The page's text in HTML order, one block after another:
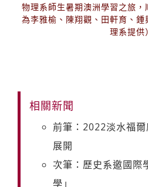
物理系師生暑期澳洲學習之旅
為李雅榆、陳翔觀、田軒育、
理系提供）
相關新聞
前筆：2022淡水福
展開
次筆：歷史系邀國際
學」